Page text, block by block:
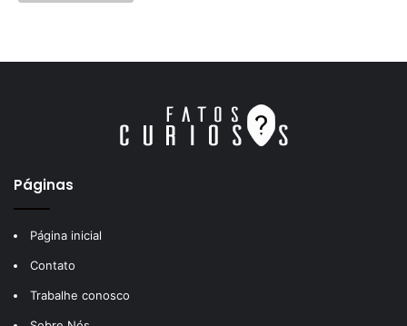
Páginas
Página inicial
Contato
Trabalhe conosco